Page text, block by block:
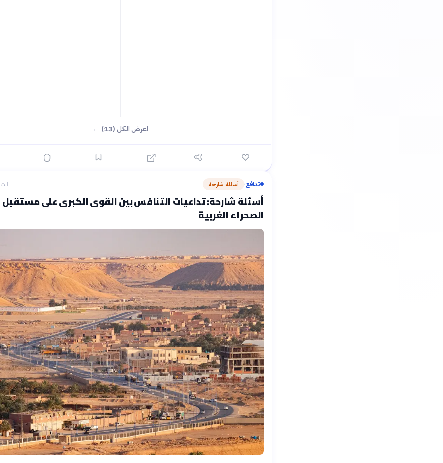
اعرض الكل (13) ←
تدافع› أسئلة شارحة
أسئلة شارحة: تداعيات التنافس بين القوى الكبرى على مستقبل
الصحراء الغربية